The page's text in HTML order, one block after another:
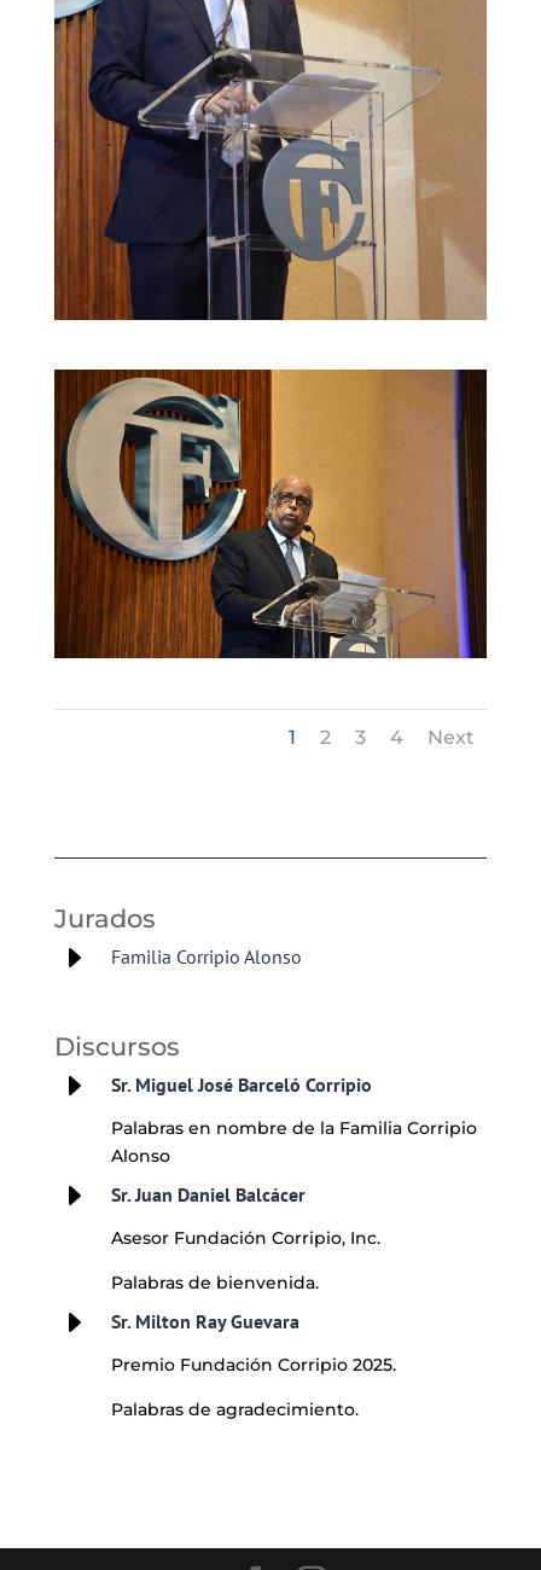
1 2 3 4 Next
Jurados
E Familia Corripio Alonso
Discursos
E Sr. Miguel José Barceló Corripio
Palabras en nombre de la Familia Corripio
Alonso
E Sr. Juan Daniel Balcácer
Asesor Fundación Corripio, Inc.
Palabras de bienvenida.
E Sr. Milton Ray Guevara
Premio Fundación Corripio 2025.
Palabras de agradecimiento.